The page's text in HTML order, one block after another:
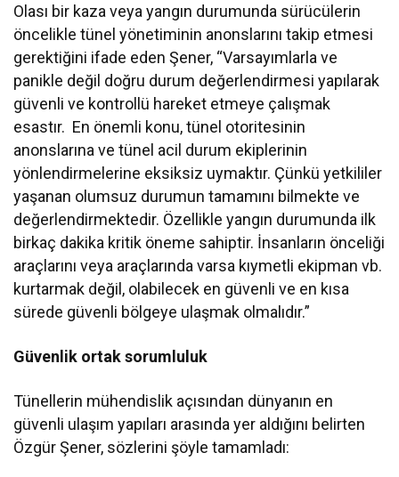
Olası bir kaza veya yangın durumunda sürücülerin
öncelikle tünel yönetiminin anonslarını takip etmesi
gerektiğini ifade eden Şener, “Varsayımlarla ve
panikle değil doğru durum değerlendirmesi yapılarak
güvenli ve kontrollü hareket etmeye çalışmak
esastır. En önemli konu, tünel otoritesinin
anonslarına ve tünel acil durum ekiplerinin
yönlendirmelerine eksiksiz uymaktır. Çünkü yetkililer
yaşanan olumsuz durumun tamamını bilmekte ve
değerlendirmektedir. Özellikle yangın durumunda ilk
birkaç dakika kritik öneme sahiptir. İnsanların önceliği
araçlarını veya araçlarında varsa kıymetli ekipman vb.
kurtarmak değil, olabilecek en güvenli ve en kısa
sürede güvenli bölgeye ulaşmak olmalıdır.”
Güvenlik ortak sorumluluk
Tünellerin mühendislik açısından dünyanın en
güvenli ulaşım yapıları arasında yer aldığını belirten
Özgür Şener, sözlerini şöyle tamamladı: